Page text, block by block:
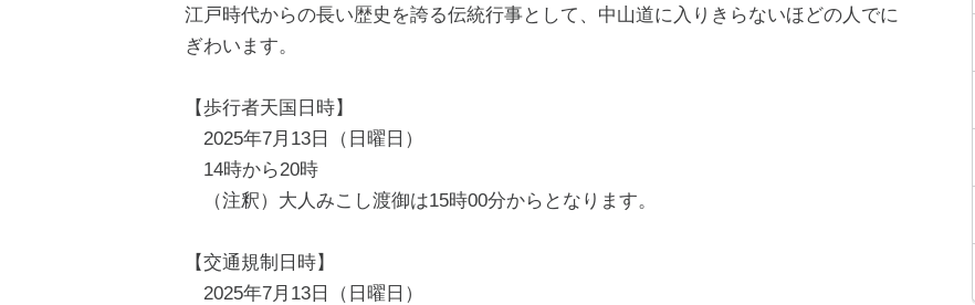
江戸時代からの長い歴史を誇る伝統行事として、中山道に入りきらないほどの人でに
ぎわいます。
【歩行者天国日時】
2025年7月13日（日曜日）
14時から20時
（注釈）大人みこし渡御は15時00分からとなります。
【交通規制日時】
​ 2025年7月13日（日曜日）